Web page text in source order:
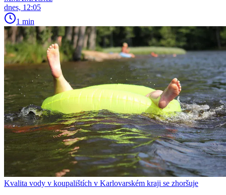
dnes, 12:05
1 min
Kvalita vody v koupalištích v Karlovarském kraji se zhoršuje